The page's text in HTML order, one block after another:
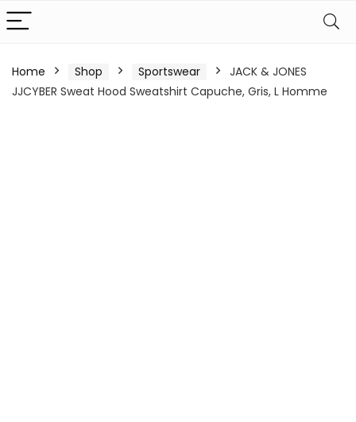
Home Shop Sportswear
JACK & JONES
JJCYBER Sweat Hood Sweatshirt Capuche, Gris, L Homme